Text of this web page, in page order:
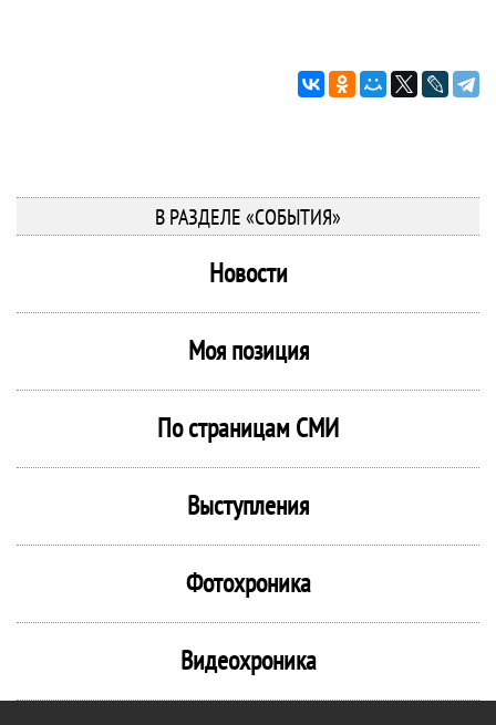
В РАЗДЕЛЕ «СОБЫТИЯ»
Новости
Моя позиция
По страницам СМИ
Выступления
Фотохроника
Видеохроника